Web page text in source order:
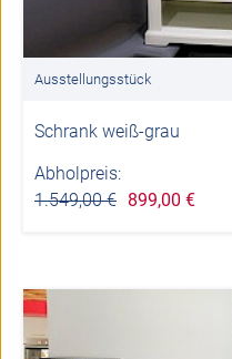
Ausstellungsstück
Schrank weiß-grau
Abholpreis:
1.549,00 € 899,00 €